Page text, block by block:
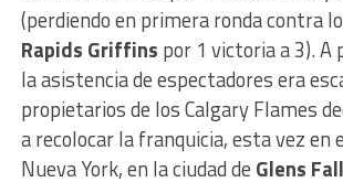
(perdiendo en primera ronda contra
Rapids Griffins por 1 victoria a 3). A
la asistencia de espectadores era
propietarios de los Calgary Flames
a recolocar la franquicia, esta vez en
Nueva York, en la ciudad de Glens